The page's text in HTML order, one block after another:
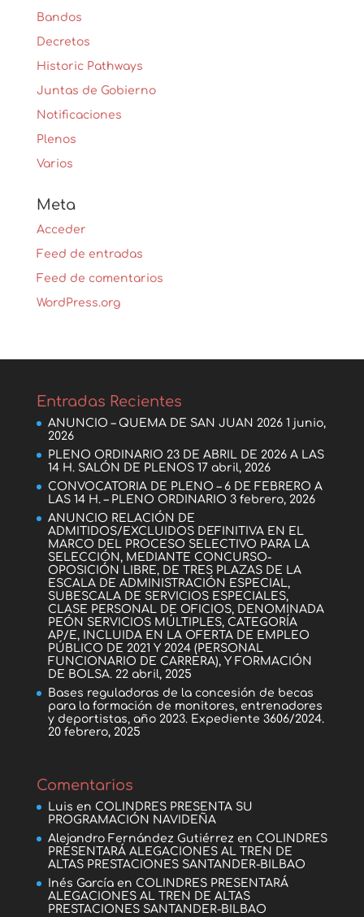
Bandos
Decretos
Historic Pathways
Juntas de Gobierno
Notificaciones
Plenos
Varios
Meta
Acceder
Feed de entradas
Feed de comentarios
WordPress.org
Entradas Recientes
ANUNCIO – QUEMA DE SAN JUAN 2026 1 junio,
2026
PLENO ORDINARIO 23 DE ABRIL DE 2026 A LAS
14 H. SALÓN DE PLENOS 17 abril, 2026
CONVOCATORIA DE PLENO – 6 DE FEBRERO A
LAS 14 H. – PLENO ORDINARIO 3 febrero, 2026
ANUNCIO RELACIÓN DE
ADMITIDOS/EXCLUIDOS DEFINITIVA EN EL
MARCO DEL PROCESO SELECTIVO PARA LA
SELECCIÓN, MEDIANTE CONCURSO-
OPOSICIÓN LIBRE, DE TRES PLAZAS DE LA
ESCALA DE ADMINISTRACIÓN ESPECIAL,
SUBESCALA DE SERVICIOS ESPECIALES,
CLASE PERSONAL DE OFICIOS, DENOMINADA
PEÓN SERVICIOS MÚLTIPLES, CATEGORÍA
AP/E, INCLUIDA EN LA OFERTA DE EMPLEO
PÚBLICO DE 2021 Y 2024 (PERSONAL
FUNCIONARIO DE CARRERA), Y FORMACIÓN
DE BOLSA. 22 abril, 2025
Bases reguladoras de la concesión de becas
para la formación de monitores, entrenadores
y deportistas, año 2023. Expediente 3606/2024.
20 febrero, 2025
Comentarios
Luis en COLINDRES PRESENTA SU
PROGRAMACIÓN NAVIDEÑA
Alejandro Fernández Gutiérrez en COLINDRES
PRESENTARÁ ALEGACIONES AL TREN DE
ALTAS PRESTACIONES SANTANDER-BILBAO
Inés Garcíaen COLINDRES PRESENTARÁ
ALEGACIONES AL TREN DE ALTAS
PRESTACIONES SANTANDER-BILBAO